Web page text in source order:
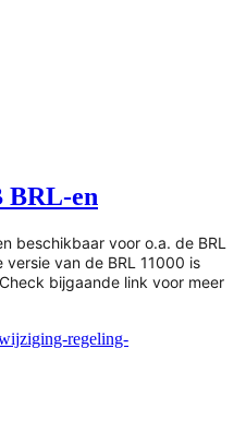
BRL-en
beschikbaar voor o.a. de BRL
versie van de BRL 11000 is
bijgaande link voor meer
regeling-